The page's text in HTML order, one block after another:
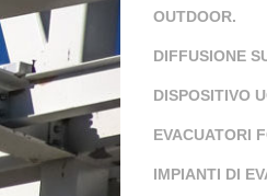
OUTDOOR.
DIFFUSIONE
DISPOSITIVO
EVACUATORI
IMPIANTI DI